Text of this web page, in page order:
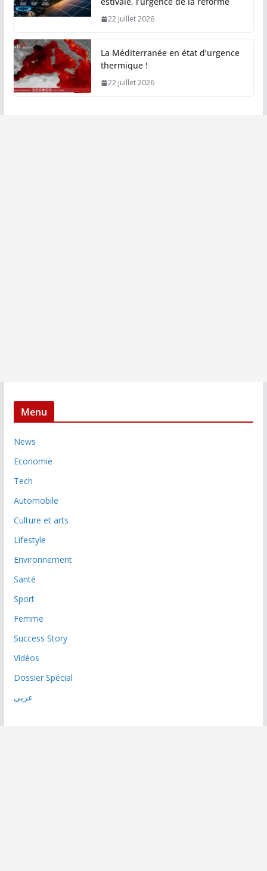
22 juillet 2026
La Méditerranée en état d’urgence
thermique !
22 juillet 2026
Menu
News
Economie
Tech
Automobile
Culture et arts
Lifestyle
Environnement
Santé
Sport
Femme
Success Story
Vidéos
Dossier Spécial
عربي